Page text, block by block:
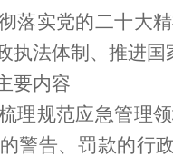
落实党的二十大
执法体制、推进
要内容
规范应急管理领
警告、罚款的行